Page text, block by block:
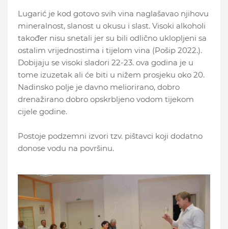
Lugarić je kod gotovo svih vina naglašavao njihovu
mineralnost, slanost u okusu i slast. Visoki alkoholi
također nisu snetali jer su bili odlično uklopljeni sa
ostalim vrijednostima i tijelom vina (Pošip 2022.).
Dobijaju se visoki sladori 22-23. ova godina je u
tome izuzetak ali će biti u nižem prosjeku oko 20.
Nadinsko polje je davno meliorirano, dobro
drenažirano dobro opskrbljeno vodom tijekom
cijele godine.
Postoje podzemni izvori tzv. pištavci koji dodatno
donose vodu na površinu.